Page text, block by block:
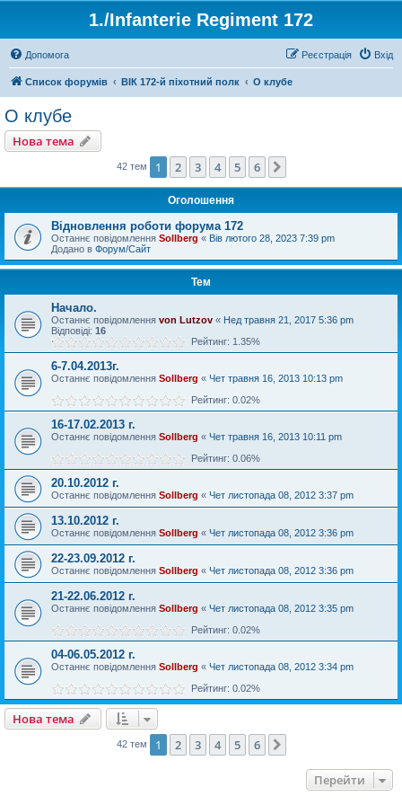
1./Infanterie Regiment 172
Допомога Вхід
Реєстрація
Список форумів ВІК 172-й піхотний полк О клубе
О клубе
Нова тема
42 тем 1 2 3 4 5 6
Оголошення
Відновлення роботи форума 172
Останнє повідомлення Sollberg « Вів лютого 28, 2023 7:39 pm
Додано в Форум/Сайт
Тем
Начало.
Останнє повідомлення von Lutzov « Нед травня 21, 2017 5:36 pm
Відповіді: 16
Рейтинг: 1.35%
6-7.04.2013г.
Останнє повідомлення Sollberg « Чет травня 16, 2013 10:13 pm
Рейтинг: 0.02%
16-17.02.2013 г.
Останнє повідомлення Sollberg « Чет травня 16, 2013 10:11 pm
Рейтинг: 0.06%
20.10.2012 г.
Останнє повідомлення Sollberg « Чет листопада 08, 2012 3:37 pm
13.10.2012 г.
Останнє повідомлення Sollberg « Чет листопада 08, 2012 3:36 pm
22-23.09.2012 г.
Останнє повідомлення Sollberg « Чет листопада 08, 2012 3:36 pm
21-22.06.2012 г.
Останнє повідомлення Sollberg « Чет листопада 08, 2012 3:35 pm
Рейтинг: 0.02%
04-06.05.2012 г.
Останнє повідомлення Sollberg « Чет листопада 08, 2012 3:34 pm
Рейтинг: 0.02%
Нова тема
42 тем 1 2 3 4 5 6
Перейти